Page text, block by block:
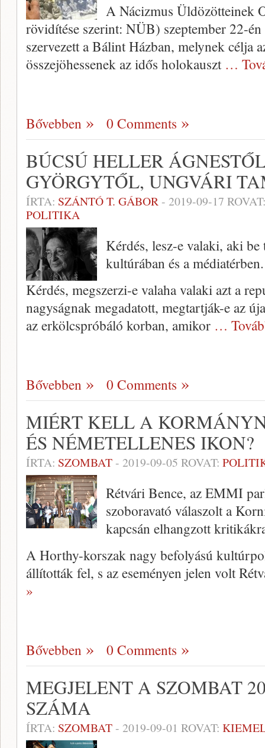
A Nácizmus Üldözötteinek
rövidítése szerint: NÜB) szeptember 22-
szervezett a Bálint Házban, melynek célja
összejöhessenek az idős holokauszt …
Bővebben 0 Comments
BÚCSÚ HELLER
GYÖRGYTŐL, UNGVÁRI
ÍRTA: SZÁNTÓ T. GÁBOR- 2019-09-17
POLITIKA
Kérdés, lesz-e valaki, aki
kultúrában és a médiatérben.
Kérdés, megszerzi-e valaha valaki azt a
nagyságnak megadatott, megtartják-e az
az erkölcspróbáló korban, amikor …
Bővebben 0 Comments
MIÉRT KELL A
ÉS NÉMETELLENES IKON?
ÍRTA: SZOMBAT- 2019-09-05 ROVAT:
Rétvári Bence, az EMMI
szoboravató válaszolt a
kapcsán elhangzott
A Horthy-korszak nagy befolyású
állították fel, s az eseményen jelen volt
»
Bővebben 0 Comments
MEGJELENT A SZOMBAT
SZÁMA
ÍRTA: SZOMBAT- 2019-09-01 ROVAT: